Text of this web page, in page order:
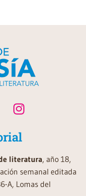
literatura, año 18,
semanal editada
A, Lomas del